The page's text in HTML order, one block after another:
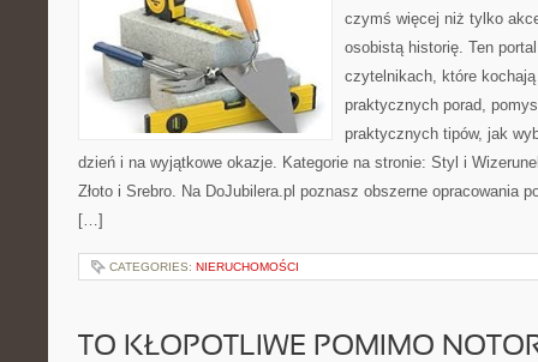
czymś więcej niż tylko
osobistą historię. Ten
czytelnikach, które
praktycznych porad,
praktycznych tipów, jak
dzień i na wyjątkowe okazje. Kategorie na stronie: Styl i
Złoto i Srebro. Na DoJubilera.pl poznasz obszerne opracowania
[…]
CATEGORIES: NIERUCHOMOŚCI
TO KŁOPOTLIWE POMIMO